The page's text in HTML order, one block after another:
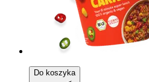
Do koszyka